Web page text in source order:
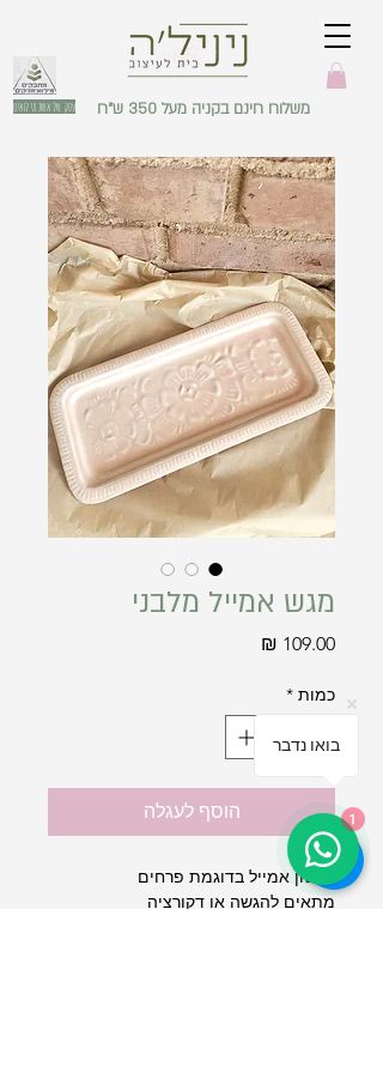
עסק של אשת מילואים משלוח חינם בקניה מעל 350 ש"ח
מגש אמייל מלבני
כמות *
הוסף לעגלה
מגשון אמייל בדוגמת פרחים
מתאים להגשה או דקורציה
בואו נדבר
1